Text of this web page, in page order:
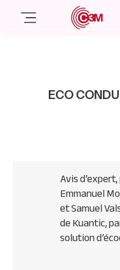
Salle
ECO
Avis
Emmanuel
et Samuel
de Kuantic,
solution